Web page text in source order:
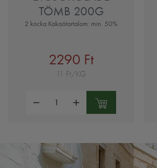
TÖMB 200G
2 kocka Kakaótartalom: min. 50%
2290 Ft
11 Ft/KG